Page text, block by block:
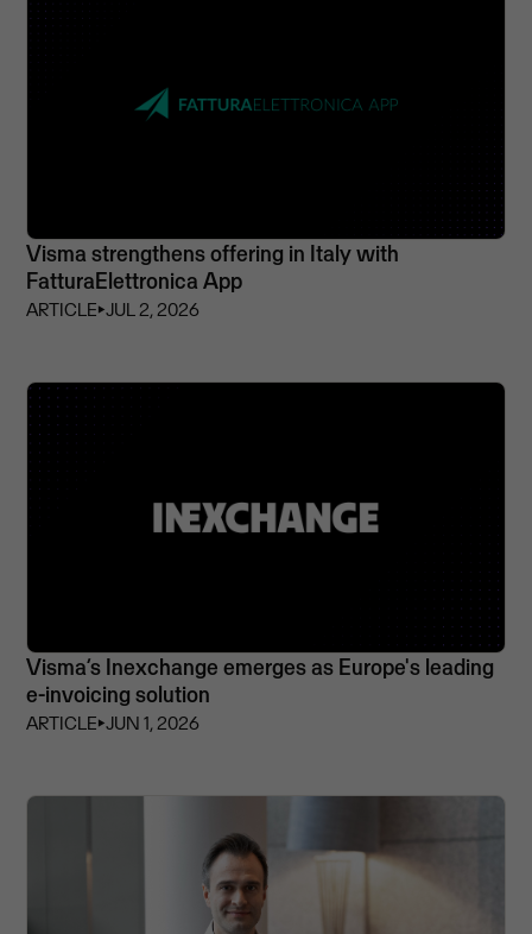
Visma strengthens offering in Italy with
FatturaElettronica App
ARTICLE⏵JUL 2, 2026
Visma’s Inexchange emerges as Europe's leading
e-invoicing solution
ARTICLE⏵JUN 1, 2026